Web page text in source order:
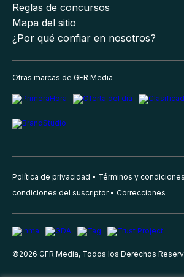
Reglas de concursos
Mapa del sitio
¿Por qué confiar en nosotros?
Otras marcas de GFR Media
Política de privacidad Términos y condiciones
condiciones del suscriptor
Correcciones
©2026 GFR Media, Todos los Derechos